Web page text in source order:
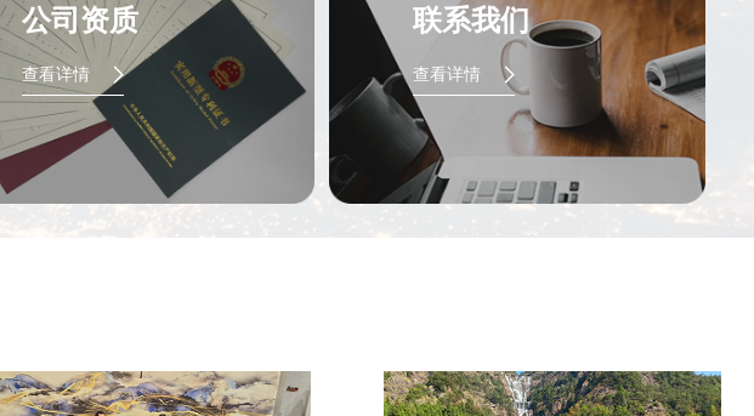
公司资质
查看详情
联系我们
查看详情